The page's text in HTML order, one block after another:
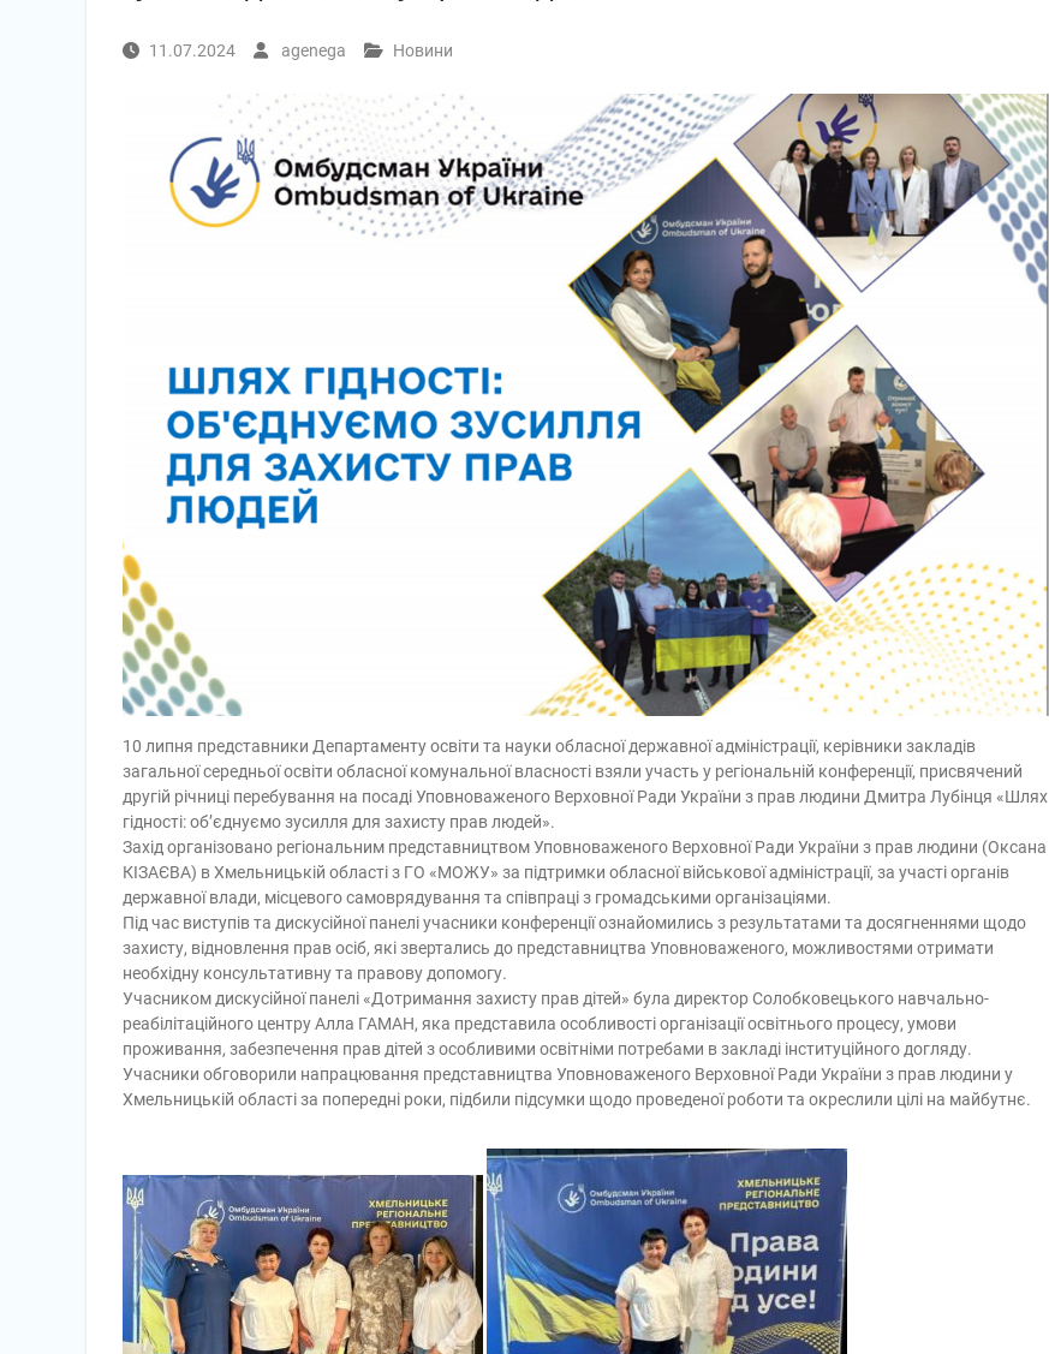
11.07.2024 agenega Новини
10 липня представники Департаменту освіти та науки обласної державної адміністрації, керівники закладів
загальної середньої освіти обласної комунальної власності взяли участь у регіональній конференції, присвячений
другій річниці перебування на посаді Уповноваженого Верховної Ради України з прав людини Дмитра Лубінця «Шлях
гідності: об’єднуємо зусилля для захисту прав людей».
Захід організовано регіональним представництвом Уповноваженого Верховної Ради України з прав людини (Оксана
КІЗАЄВА) в Хмельницькій області з ГО «МОЖУ» за підтримки обласної військової адміністрації, за участі органів
державної влади, місцевого самоврядування та співпраці з громадськими організаціями.
Під час виступів та дискусійної панелі учасники конференції ознайомились з результатами та досягненнями щодо
захисту, відновлення прав осіб, які звертались до представництва Уповноваженого, можливостями отримати
необхідну консультативну та правову допомогу.
Учасником дискусійної панелі «Дотримання захисту прав дітей» була директор Солобковецького навчально-
реабілітаційного центру Алла ГАМАН, яка представила особливості організації освітнього процесу, умови
проживання, забезпечення прав дітей з особливими освітніми потребами в закладі інституційного догляду.
Учасники обговорили напрацювання представництва Уповноваженого Верховної Ради України з прав людини у
Хмельницькій області за попередні роки, підбили підсумки щодо проведеної роботи та окреслили цілі на майбутнє.